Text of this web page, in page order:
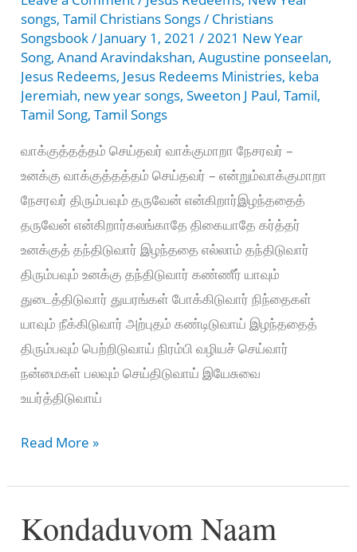
Bro.
Mohan
C
Lazarus
songs,Tamil Christians Songs/ Christians
Songsbook/ January 1, 2021/2021 New Year
Song,Anand Aravindakshan,Augustine ponseelan,
Jesus Redeems, Jesus Redeems Ministries, keba
Jeremiah, new year songs,Sweeton J Paul,Tamil,
Tamil Song,Tamil Songs
வாக்குத்தத்தம் செய்தவர் வாக்குமாறா நேசரவர் –
உனக்கு வாக்குத்தத்தம் செய்தவர் – என்றும்வாக்குமாறா
நேசரவர் திரும்பவும் தருவேன் என்கிறார்இழந்ததைத்
தருவேன் என்கிறார்கலங்காதே திகையாதே கர்த்தர்
உனக்குத் தந்திடுவார் இழந்ததை எல்லாம் தந்திடுவார்
திரும்பவும் உனக்கு தந்திடுவார் கண்ணீர் யாவும்
துடைத்திடுவார் துயரங்கள் போக்கிடுவார் நிந்தைகள்
யாவும் நீக்கிடுவார் அற்புதம் கண்டிடுவாய் இழந்ததைத்
திரும்பவும் பெற்றிடுவாய் நிரம்பி வழியச் செய்வார்
நன்மைகள் பலவும் செய்திடுவாய் இயேசுவை
உயர்த்திடுவாய்
வாக்குத்தத்தம்
Vakkuththam
seithavar
Read More »
Kondaduvom Naam